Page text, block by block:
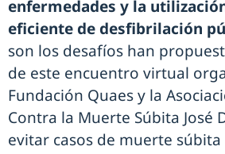
enfermedades y la
eficiente de desfibrilación
son los desafíos han
de este encuentro virtual
Fundación Quaes y la
Contra la Muerte Súbita José
evitar casos de muerte súbita